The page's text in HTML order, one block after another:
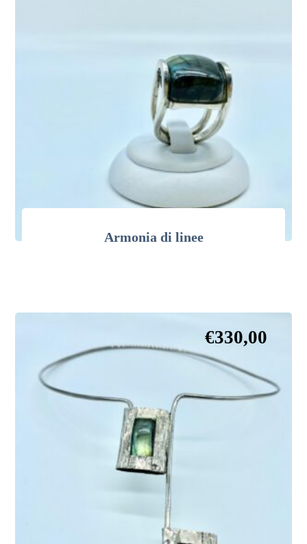
Armonia di linee
€330,00